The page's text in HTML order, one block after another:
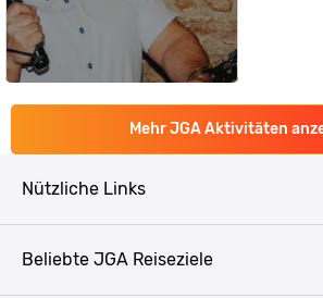
Mehr JGA Aktivitäten
Nützliche Links
Beliebte JGA Reiseziele